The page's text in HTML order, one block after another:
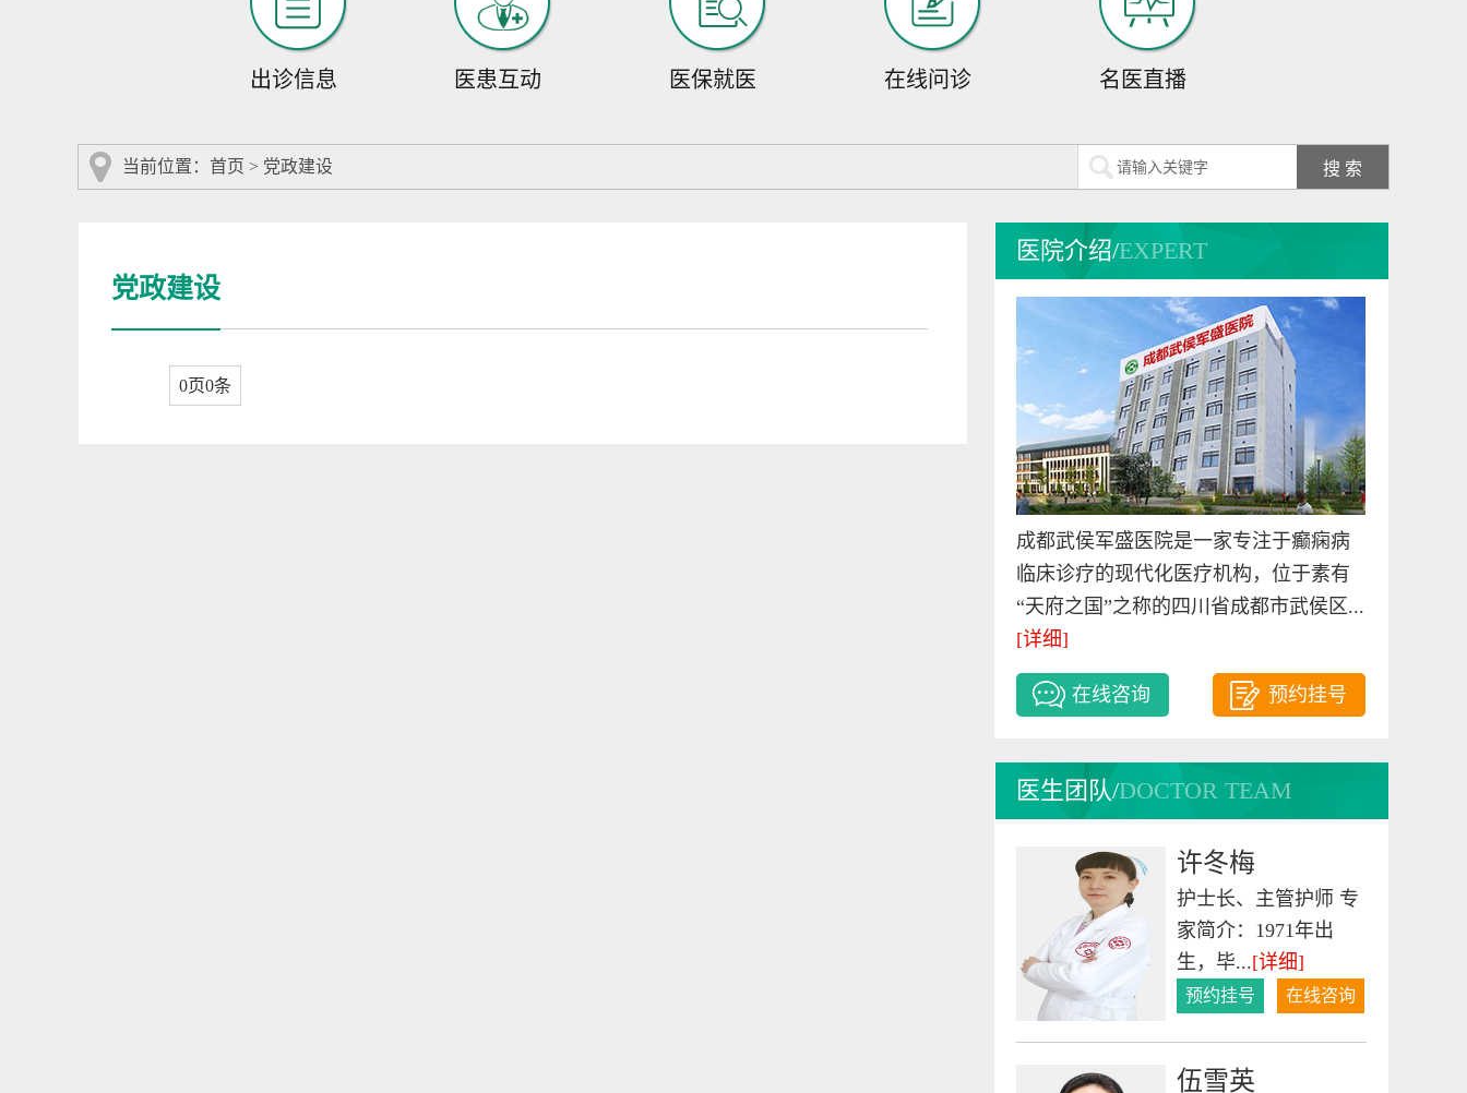
出诊信息 医患互动 医保就医 在线问诊 名医直播
当前位置： 首页 > 党政建设
党政建设
0页0条
医院介绍/EXPERT
成都武侯军盛医院是一家专注于癫痫病
临床诊疗的现代化医疗机构，位于素有
“天府之国”之称的四川省成都市武侯区...
[详细]
在线咨询 预约挂号
医生团队/DOCTOR TEAM
李恩医生，出生于
1976年，毕业于成都
中医药...
李征
工...[详细]
预约挂号 在线咨询
杜亚文
成都武侯军盛医院业
务院长 中国医院协会
会...[详细]
预约挂号 在线咨询
中医科主任 出生于
1952年10月18日，中
预约挂号 在线咨询
许冬梅
护士长、主管护师 专
家简介：1971年出
生，毕... [详细]
预约挂号 在线咨询
伍雪英